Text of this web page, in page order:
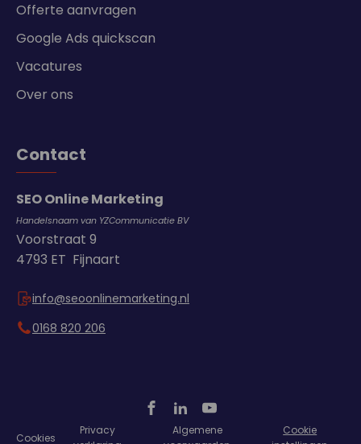
Offerte aanvragen
Google Ads quickscan
Vacatures
Over ons
Contact
SEO Online Marketing
Handelsnaam van YZCommunicatie BV
Voorstraat 9
4793 ET Fijnaart
info@seoonlinemarketing.nl
0168 820 206
Cookies
Privacy
Algemene
Cookie